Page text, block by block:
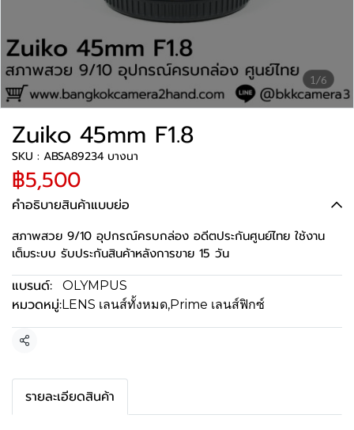
1/6
Zuiko 45mm F1.8
SKU : ABSA89234 บางนา
฿5,500
คำอธิบายสินค้าแบบย่อ
สภาพสวย 9/10 อุปกรณ์ครบกล่อง อดีตประกันศูนย์ไทย ใช้งาน
เต็มระบบ รับประกันสินค้าหลังการขาย 15 วัน
แบรนด์: OLYMPUS
หมวดหมู่:LENS เลนส์ทั้งหมด,Prime เลนส์ฟิกซ์
แชร์
รายละเอียดสินค้า